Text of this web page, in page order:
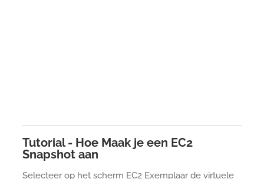
Tutorial - Hoe Maak je een EC2
Snapshot aan
Selecteer op het scherm EC2 Exemplaar de virtuele